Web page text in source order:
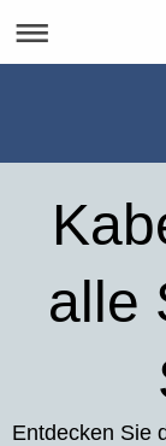
alle
Entdecken Sie